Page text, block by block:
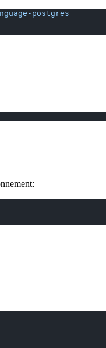
postgres